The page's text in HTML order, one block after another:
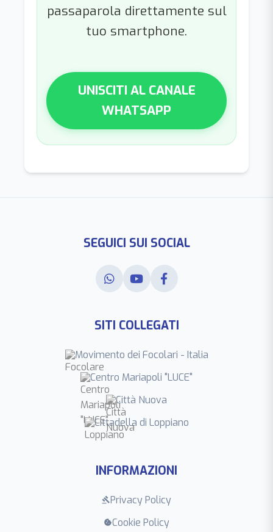
passaparola direttamente sul
tuo smartphone.
UNISCITI AL CANALE
WHATSAPP
SEGUICI SUI SOCIAL
SITI COLLEGATI
Movimento dei Focolari - Italia
Centro Mariapoli "LUCE"
Città Nuova
Cittadella di Loppiano
INFORMAZIONI
gavelPrivacy Policy
cookieCookie Policy